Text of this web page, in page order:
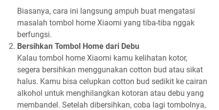
Biasanya, cara ini langsung ampuh buat mengatasi
masalah tombol home Xiaomi yang tiba-tiba nggak
berfungsi.
Bersihkan Tombol Home dari Debu
Kalau tombol home Xiaomi kamu kelihatan kotor,
segera bersihkan menggunakan cotton bud atau sikat
halus. Kamu bisa celupkan cotton bud sedikit ke cairan
alkohol untuk menghilangkan kotoran atau debu yang
membandel. Setelah dibersihkan, coba lagi tombolnya,